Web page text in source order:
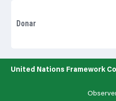
Donar
United Nations Framework